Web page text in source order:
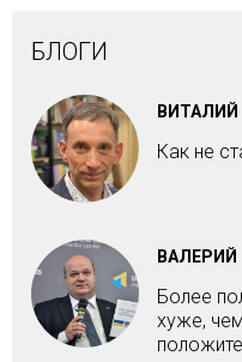
БЛОГИ
Как не
Более
хуже,